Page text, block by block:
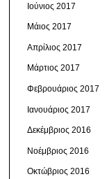
Ιούνιος 2017
Μάιος 2017
Απρίλιος 2017
Μάρτιος 2017
Φεβρουάριος 2017
Ιανουάριος 2017
Δεκέμβριος 2016
Νοέμβριος 2016
Οκτώβριος 2016